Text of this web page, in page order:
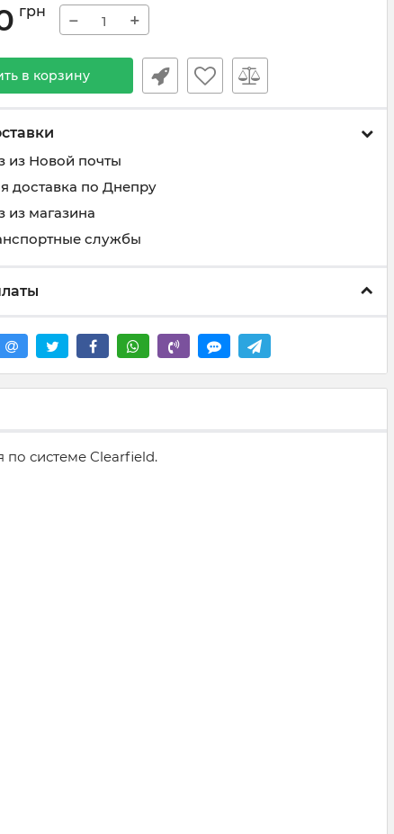
грн − +
в корзину
из Новой почты
доставка по Днепру
из магазина
службы
системе Clearfield.